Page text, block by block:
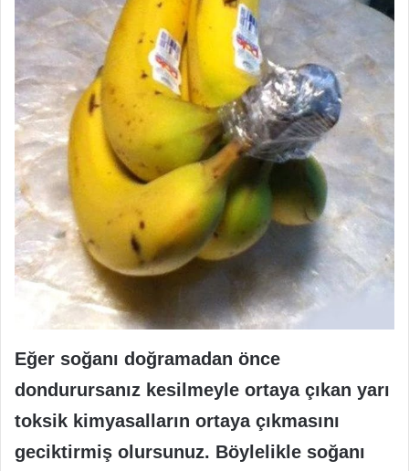
Eğer soğanı doğramadan önce
dondurursanız kesilmeyle ortaya çıkan yarı
toksik kimyasalların ortaya çıkmasını
geciktirmiş olursunuz. Böylelikle soğanı